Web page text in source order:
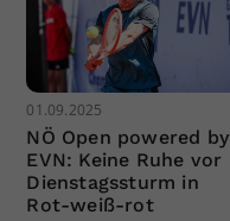
01.09.2025
NÖ Open powered by
EVN: Keine Ruhe vor
Dienstagssturm in
Rot-weiß-rot